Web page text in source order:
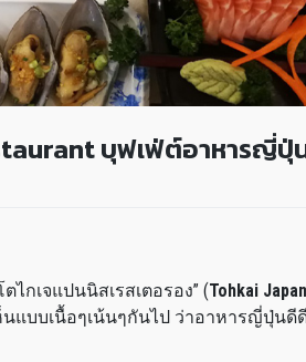
บุฟเฟ่ต์อาหารญี่ปุ่
กเจแปนนิสเรสเตอรอง” (Tohkai
แบบเนื้อๆเน้นๆกันไป ว่าอาหารญี่ปุ่นดี